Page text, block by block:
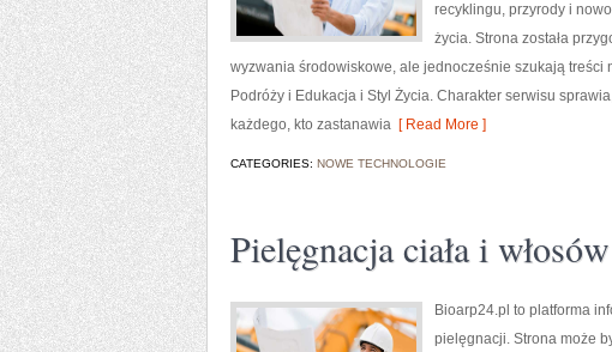
recyklingu, przyrody i
życia. Strona została
wyzwania środowiskowe, ale jednocześnie szukają
Podróży i Edukacja i Styl Życia. Charakter serwisu
każdego, kto zastanawia [ Read More ]
CATEGORIES: NOWE TECHNOLOGIE
Pielęgnacja ciała i włosów
Bioarp24.pl to platforma
pielęgnacji. Strona może